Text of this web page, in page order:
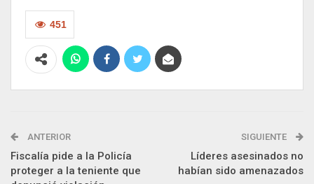
451
ANTERIOR
Fiscalía pide a la Policía
proteger a la teniente que
SIGUIENTE
Líderes asesinados no
habían sido amenazados